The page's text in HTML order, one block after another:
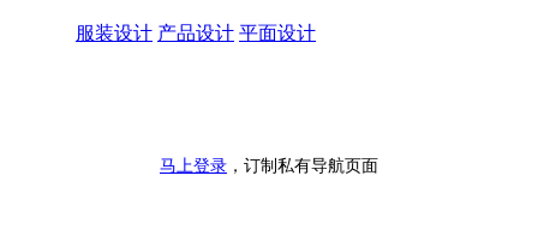
服装设计 产品设计 平面设计
马上登录 ，订制私有导航页面